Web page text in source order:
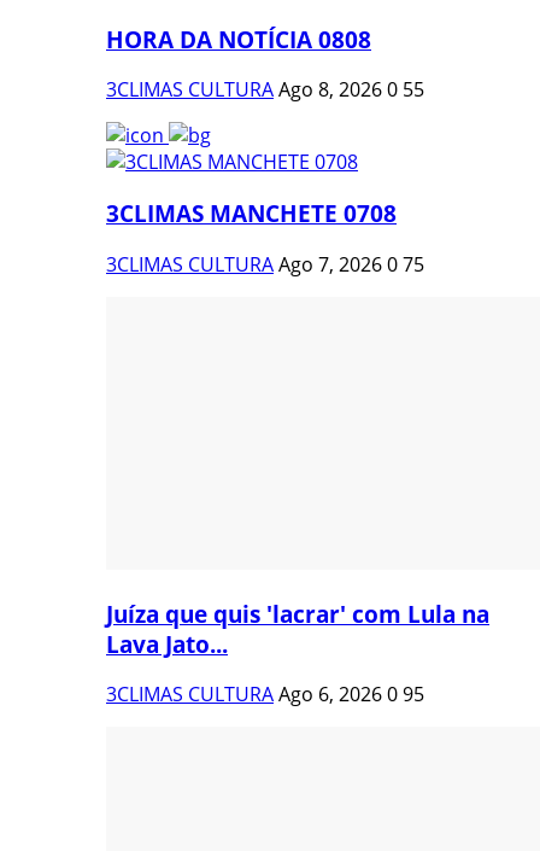
HORA DA NOTÍCIA 0808
3CLIMAS CULTURAAgo 8, 20260 55
3CLIMAS MANCHETE 0708
3CLIMAS CULTURAAgo 7, 2026075
Juíza que quis 'lacrar' com Lula na
Lava Jato...
3CLIMAS CULTURAAgo 6, 2026095